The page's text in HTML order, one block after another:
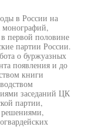
в России на
монографий,
в первой половине
партии России.
о буржуазных
появления и до
книги
заседаний ЦК
партии,